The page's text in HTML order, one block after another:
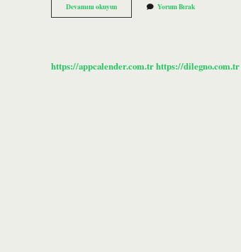
Devamını okuyunCamı
Ne
Yorum Bırak
https://appcalender.com.trhttps://dilegno.com.tr